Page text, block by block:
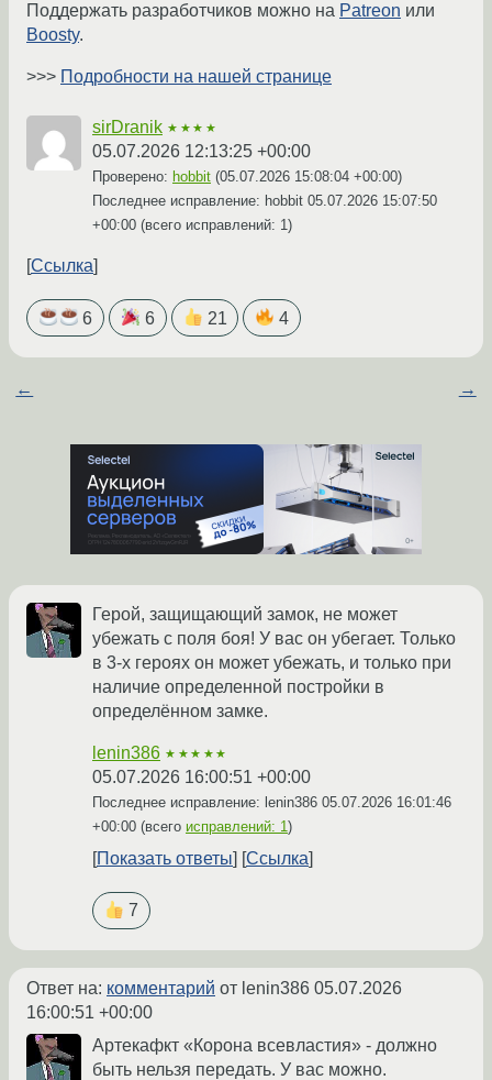
Поддержать разработчиков можно на Patreon или
Boosty.
>>> Подробности на нашей странице
sirDranik ★★★★
05.07.2026 12:13:25 +00:00
Проверено: hobbit (05.07.2026 15:08:04 +00:00)
Последнее исправление: hobbit 05.07.2026 15:07:50
+00:00 (всего исправлений: 1)
Ссылка
6 6 21 4
← →
Герой, защищающий замок, не может
убежать с поля боя! У вас он убегает. Только
в 3-х героях он может убежать, и только при
наличие определенной постройки в
определённом замке.
lenin386 ★★★★★
05.07.2026 16:00:51 +00:00
Последнее исправление: lenin386 05.07.2026 16:01:46
+00:00 (всего исправлений: 1)
Показать ответы Ссылка
7
Ответ на: комментарий от lenin386 05.07.2026
16:00:51 +00:00
Артекафкт «Корона всевластия» - должно
быть нельзя передать. У вас можно.